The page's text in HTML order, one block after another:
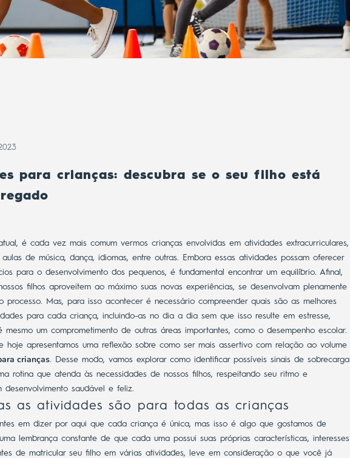
para crianças: descubra se o seu filho está
é cada vez mais comum vermos crianças envolvidas em atividades extracurriculares,
de música, dança, idiomas, entre outras. Embora essas atividades possam oferecer
para o desenvolvimento dos pequenos, é fundamental encontrar um equilíbrio. Afinal,
filhos aproveitem ao máximo suas novas experiências, se desenvolvam plenamente
processo. Mas, para isso acontecer é necessário compreender quais são as melhores
para cada criança, incluindo-as no dia a dia sem que isso resulte em estresse,
mesmo um comprometimento de outras áreas importantes, como o desempenho escolar.
hoje apresentamos uma reflexão sobre como ser mais assertivo com relação ao volume
crianças. Desse modo, vamos explorar como identificar possíveis sinais de sobrecarga
rotina que atenda às necessidades de nossos filhos, respeitando seu ritmo e
desenvolvimento saudável e feliz.
as atividades são para todas as crianças
em dizer por aqui que cada criança é única, mas isso é algo que gostamos de
lembrança constante de que cada uma possui suas próprias características, interesses
de matricular seu filho em várias atividades, leve em consideração o que você já